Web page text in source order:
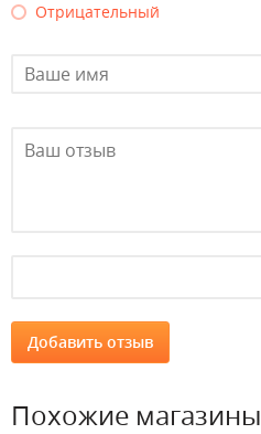
Отрицательный
Похожие магазины